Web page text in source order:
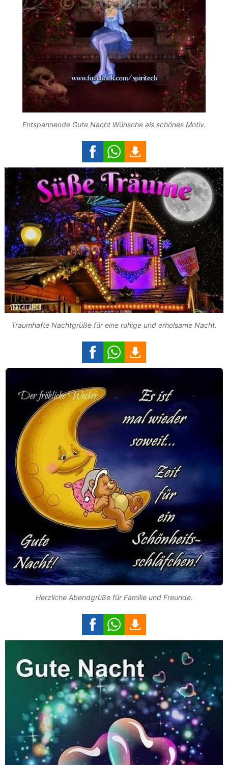
Entspannende Gute Nacht Wünsche als schönes Motiv.
Traumhafte Nachtgrüße für eine ruhige und erholsame Nacht.
Herzliche Abendgrüße für Familie und Freunde.